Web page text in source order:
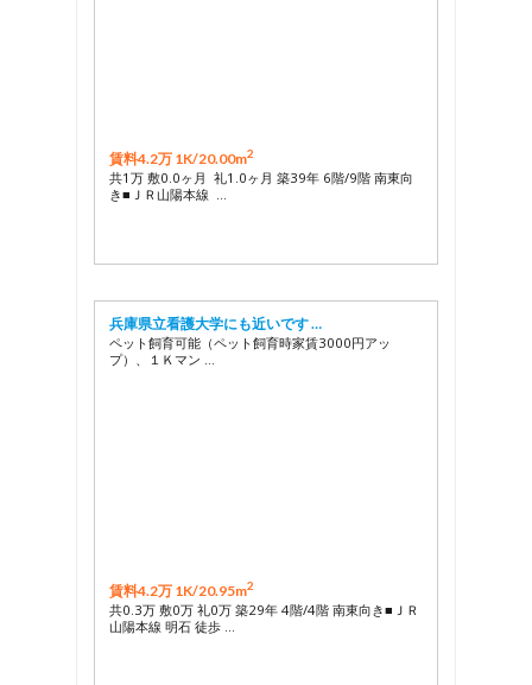
賃料4.2万 1K/20.00m2
共1万 敷0.0ヶ月 礼1.0ヶ月 築39年 6階/9階 南東向
き■ＪＲ山陽本線 …
兵庫県立看護大学にも近いです …
ペット飼育可能（ペット飼育時家賃3000円アッ
プ）、１Ｋマン …
賃料4.2万 1K/20.95m2
共0.3万 敷0万 礼0万 築29年 4階/4階 南東向き■ＪＲ
山陽本線 明石 徒歩 …